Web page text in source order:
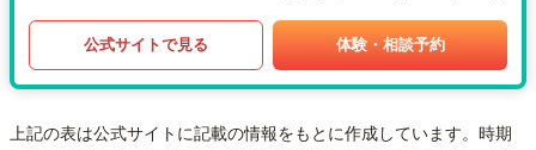
公式サイトで見る 体験・相談予約
上記の表は公式サイトに記載の情報をもとに作成しています。時期